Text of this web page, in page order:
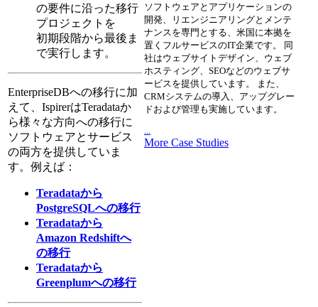
の要件に沿った移行
プロジェクトを
初期段階から最後ま
で実行します。
EnterpriseDBへの移行に加
えて、IspirerはTeradataか
ら様々な方向への移行に
ソフトウェアとサービス
の両方を提供していま
す。例えば：
Teradataから
PostgreSQLへの移行
Teradataから
Amazon Redshiftへ
の移行
Teradataから
Greenplumへの移行
ソフトウェアとアプリケーションの
開発、リエンジニアリングとメンテ
ナンスを専門とする、米国に本拠を
置くフルサービスのIT企業です。 同
社はウェブサイトデザイン、ウェブ
ホスティング、SEOなどのウェブサ
ービスを提供しています。 また、
CRMシステムの導入、アップグレー
ドおよび管理も実施しています。
...
More Case Studies